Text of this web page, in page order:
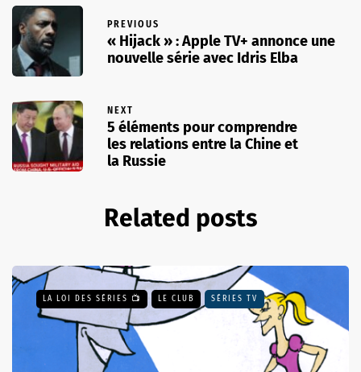
PREVIOUS
« Hijack » : Apple TV+ annonce une
nouvelle série avec Idris Elba
NEXT
5 éléments pour comprendre
les relations entre la Chine et
la Russie
Related posts
LA LOI DES SÉRIES 📺 LE CLUB SÉRIES TV